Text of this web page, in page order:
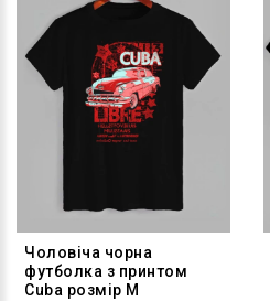
Чоловіча чорна
футболка з принтом
Cuba розмір M